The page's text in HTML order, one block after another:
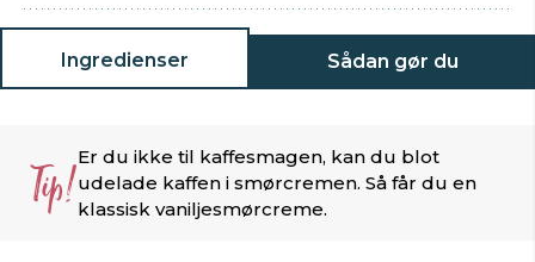
Ingredienser Sådan gør du
Tip!Er du ikke til kaffesmagen, kan du blot
udelade kaffen i smørcremen. Så får du en
klassisk vaniljesmørcreme.